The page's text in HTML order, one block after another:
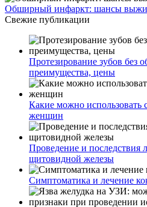
Обширный инфаркт: шансы
Свежие публикации
Протезирование зубов без
преимущества, цены
Какие можно использовать
женщин
Проведение и последствия
щитовидной железы
Симптоматика и лечение